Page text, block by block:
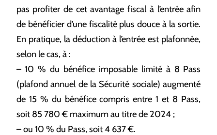
pas profiter de cet avantage fiscal à l’entrée afin
de bénéficier d’une fiscalité plus douce à la sortie.
En pratique, la déduction à l’entrée est plafonnée,
selon le cas, à :
– 10 % du bénéfice imposable limité à 8 Pass
(plafond annuel de la Sécurité sociale) augmenté
de 15 % du bénéfice compris entre 1 et 8 Pass,
soit 85 780 € maximum au titre de 2024 ;
– ou 10 % du Pass, soit 4 637 €.